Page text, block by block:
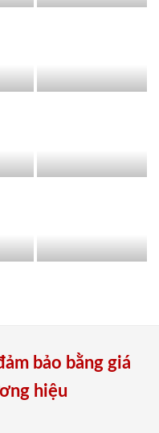
bảo bằng giá
hiệu